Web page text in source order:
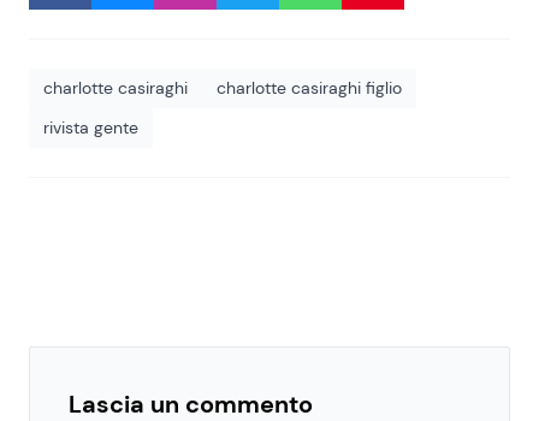
charlotte casiraghi
charlotte casiraghi figlio
rivista gente
Lascia un commento